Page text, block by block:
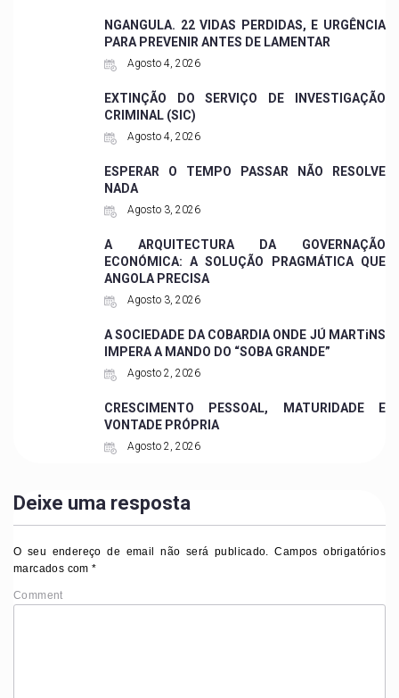
NGANGULA. 22 VIDAS PERDIDAS, E URGÊNCIA
PARA PREVENIR ANTES DE LAMENTAR
Agosto 4, 2026
EXTINÇÃO DO SERVIÇO DE INVESTIGAÇÃO
CRIMINAL (SIC)
Agosto 4, 2026
ESPERAR O TEMPO PASSAR NÃO RESOLVE
NADA
Agosto 3, 2026
A ARQUITECTURA DA GOVERNAÇÃO
ECONÓMICA: A SOLUÇÃO PRAGMÁTICA QUE
ANGOLA PRECISA
Agosto 3, 2026
A SOCIEDADE DA COBARDIA ONDE JÚ MARTiNS
IMPERA A MANDO DO “SOBA GRANDE”
Agosto 2, 2026
CRESCIMENTO PESSOAL, MATURIDADE E
VONTADE PRÓPRIA
Agosto 2, 2026
Deixe uma resposta
O seu endereço de email não será publicado. Campos obrigatórios
marcados com*
Comment